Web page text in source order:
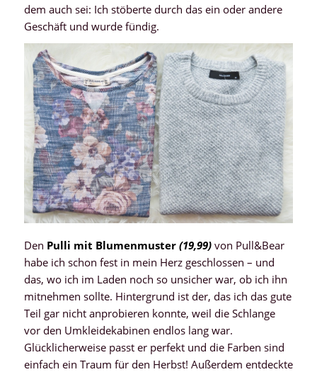
dem auch sei: Ich stöberte durch das ein oder andere
Geschäft und wurde fündig.
Den Pulli mit Blumenmuster (19,99) von Pull&Bear
habe ich schon fest in mein Herz geschlossen – und
das, wo ich im Laden noch so unsicher war, ob ich ihn
mitnehmen sollte. Hintergrund ist der, das ich das gute
Teil gar nicht anprobieren konnte, weil die Schlange
vor den Umkleidekabinen endlos lang war.
Glücklicherweise passt er perfekt und die Farben sind
einfach ein Traum für den Herbst! Außerdem entdeckte